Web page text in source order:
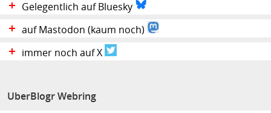
Gelegentlich auf Bluesky
auf Mastodon (kaum noch)
immer noch auf X
UberBlogr Webring